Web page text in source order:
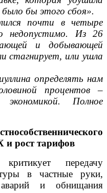
было бы этого сбоя».
почти в четыре
недопустимо. Из 26
и добывающей
стагнирует, или ушла
определять нам
процентов –
экономикой. Полное
и рост тарифов
передачу
в частные руки,
и обнищания